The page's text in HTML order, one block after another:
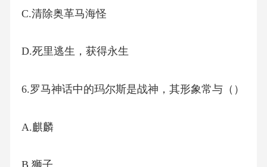
C.清除奥革马海怪
D.死里逃生，获得永生
6.罗马神话中的玛尔斯是战神，其形象常与（）
A.麒麟